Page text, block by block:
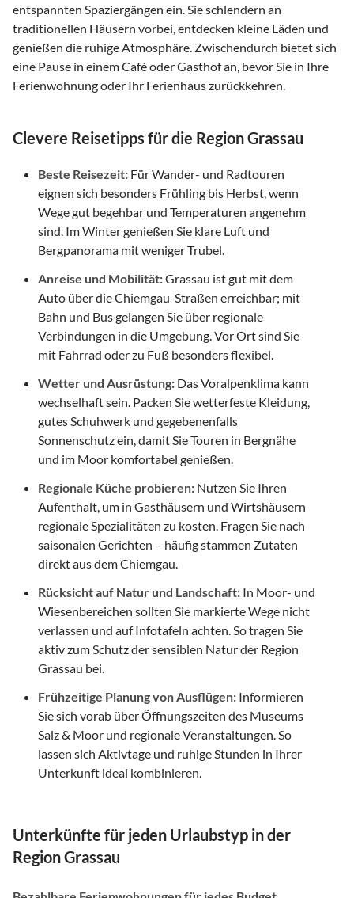
entspannten Spaziergängen ein. Sie schlendern an
traditionellen Häusern vorbei, entdecken kleine Läden und
genießen die ruhige Atmosphäre. Zwischendurch bietet sich
eine Pause in einem Café oder Gasthof an, bevor Sie in Ihre
Ferienwohnung oder Ihr Ferienhaus zurückkehren.
Clevere Reisetipps für die Region Grassau
Beste Reisezeit: Für Wander- und Radtouren
eignen sich besonders Frühling bis Herbst, wenn
Wege gut begehbar und Temperaturen angenehm
sind. Im Winter genießen Sie klare Luft und
Bergpanorama mit weniger Trubel.
Anreise und Mobilität:Grassau ist gut mit dem
Auto über die Chiemgau-Straßen erreichbar; mit
Bahn und Bus gelangen Sie über regionale
Verbindungen in die Umgebung. Vor Ort sind Sie
mit Fahrrad oder zu Fuß besonders flexibel.
Wetter und Ausrüstung: Das Voralpenklima kann
wechselhaft sein. Packen Sie wetterfeste Kleidung,
gutes Schuhwerk und gegebenenfalls
Sonnenschutz ein, damit Sie Touren in Bergnähe
und im Moor komfortabel genießen.
Regionale Küche probieren: Nutzen Sie Ihren
Aufenthalt, um in Gasthäusern und Wirtshäusern
regionale Spezialitäten zu kosten. Fragen Sie nach
saisonalen Gerichten – häufig stammen Zutaten
direkt aus dem Chiemgau.
Rücksicht auf Natur und Landschaft: In Moor- und
Wiesenbereichen sollten Sie markierte Wege nicht
verlassen und auf Infotafeln achten. So tragen Sie
aktiv zum Schutz der sensiblen Natur der Region
Grassau bei.
Frühzeitige Planung von Ausflügen: Informieren
Sie sich vorab über Öffnungszeiten des Museums
Salz & Moor und regionale Veranstaltungen. So
lassen sich Aktivtage und ruhige Stunden in Ihrer
Unterkunft ideal kombinieren.
Unterkünfte für jeden Urlaubstyp in der
Region Grassau